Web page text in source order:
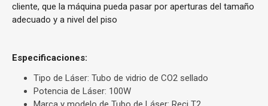
cliente, que la máquina pueda pasar por aperturas del tamaño
adecuado y a nivel del piso
Especificaciones:
Tipo de Láser: Tubo de vidrio de CO2 sellado
Potencia de Láser: 100W